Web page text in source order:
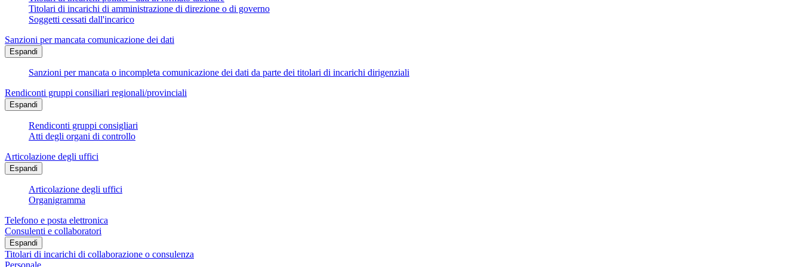
Titolari di incarichi di amministrazione di direzione o di governo
Soggetti cessati dall'incarico
Sanzioni per mancata comunicazione dei dati
Espandi
Sanzioni per mancata o incompleta comunicazione dei dati da parte dei titolari di incarichi dirigenziali
Rendiconti gruppi consiliari regionali/provinciali
Espandi
Rendiconti gruppi consigliari
Atti degli organi di controllo
Articolazione degli uffici
Espandi
Articolazione degli uffici
Organigramma
Telefono e posta elettronica
Consulenti e collaboratori
Espandi
Titolari di incarichi di collaborazione o consulenza
Personale